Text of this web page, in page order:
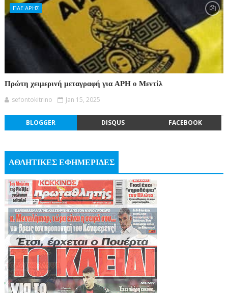
ΠΑΕ ΑΡΗΣ
Πρώτη χειμερινή μεταγραφή για ΑΡΗ ο Μεντίλ
sefontokitrino Jan 15, 2025
BLOGGER DISQUS FACEBOOK
ΑΘΛΗΤΙΚΕΣ ΕΦΗΜΕΡΙΔΕΣ